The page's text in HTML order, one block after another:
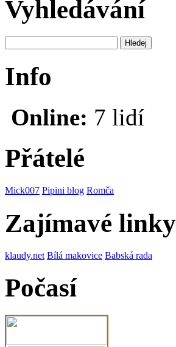
Vyhledávání
Info
Online: 7 lidí
Přátelé
Mick007 Pipini blog Romča
Zajímavé linky
klaudy.net Bílá makovice Babská rada
Počasí